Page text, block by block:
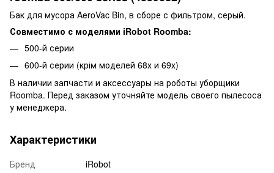
Бак для мусора AeroVac Bin, в сборе с фильтром, серый.
Совместимо с моделями iRobot Roomba:
500-й серии
600-й серии (крім моделей 68х и 69х)
В наличии запчасти и аксессуары на роботы уборщики
Roomba. Перед заказом уточняйте модель своего пылесоса
у менеджера.
Характеристики
Бренд
iRobot